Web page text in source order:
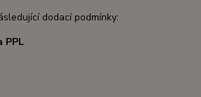
dodací podmínky:
PPL